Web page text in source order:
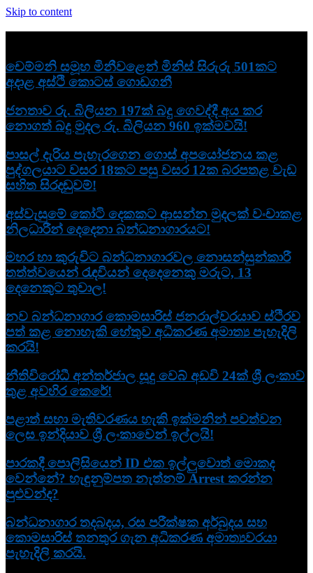
Skip to content
චෙම්මනි සමූහ මිනීවළෙන් මිනිස් සිරුරු 501කට
අදාළ අස්ථි කොටස් ගොඩගනී
ජනතාව රු. බිලියන 197ක් බදු ගෙවද්දී අය කර
නොගත් බදු මුදල රු. බිලියන 960 ඉක්මවයි!
පාසල් දැරිය පැහැරගෙන ගොස් අපයෝජනය කළ
පුද්ගලයාට වසර 18කට පසු වසර 12ක බරපතළ වැඩ
සහිත සිරදඬුවම්!
අස්වැසුමේ කෝටි දෙකකට ආසන්න මුදලක් වංචාකළ
නිලධාරීන් දෙදෙනා බන්ධනාගාරයට!
මහර හා කුරුවිට බන්ධනාගාරවල නොසන්සුන්කාරී
තත්ත්වයෙන් රැඳවියන් දෙදෙනෙකු මරුට, 13
දෙනෙකුට තුවාල!
නව බන්ධනාගාර කොමසාරිස් ජනරාල්වරයාව ස්ථිරව
පත් කළ නොහැකි හේතුව අධිකරණ අමාත්‍ය පැහැදිලි
කරයි!
නීතිවිරෝධී අන්තර්ජාල සූදු වෙබ් අඩවි 24ක් ශ්‍රී ලංකාව
තුළ අවහිර කෙරේ!
පළාත් සභා මැතිවරණය හැකි ඉක්මනින් පවත්වන
ලෙස ඉන්දියාව ශ්‍රී ලංකාවෙන් ඉල්ලයි!
පාරකදී පොලිසියෙන් ID එක ඉල්ලුවොත් මොකද
වෙන්නේ? හැඳුනුම්පත නැත්නම් Arrest කරන්න
පුළුවන්ද?
බන්ධනාගාර තදබදය, රස පරීක්ෂක අර්බුදය සහ
කොමසාරිස් තනතුර ගැන අධිකරණ අමාත්‍යවරයා
පැහැදිලි කරයි.